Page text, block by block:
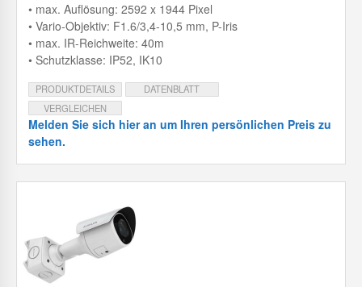
• max. Auflösung: 2592 x 1944 Pixel
• Vario-Objektiv: F1.6/3,4-10,5 mm, P-Iris
• max. IR-Reichweite: 40m
• Schutzklasse: IP52, IK10
PRODUKTDETAILS
DATENBLATT
VERGLEICHEN
Melden Sie sich hier an um Ihren persönlichen Preis zu
sehen.